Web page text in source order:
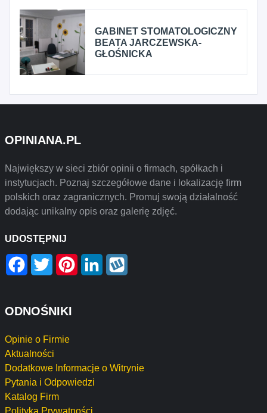
GABINET STOMATOLOGICZNY
BEATA JARCZEWSKA-
GŁOŚNICKA
OPINIANA.PL
Największy w sieci zbiór opinii o firmach, spółkach i
instytucjach. Poznaj szczegółowe dane i lokalizację firm
polskich oraz zagranicznych. Promuj swoją działalność
dodając unikalny opis oraz galerię zdjęć.
UDOSTĘPNIJ
Facebook
Twitter PinterestLinkedIn
ODNOŚNIKI
Opinie o Firmie
Aktualności
Dodatkowe Informacje o Witrynie
Pytania i Odpowiedzi
Katalog Firm
Polityka Prywatności